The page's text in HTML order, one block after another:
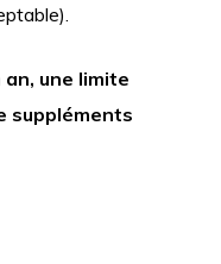
une limite
suppléments